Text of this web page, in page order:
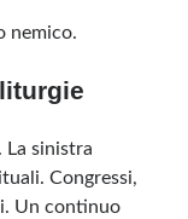
nemico.
La sinistra
Congressi,
Un continuo